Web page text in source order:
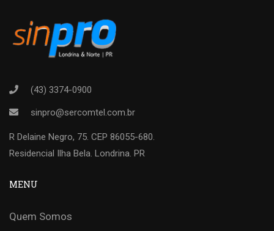
(43) 3374-0900
sinpro@sercomtel.com.br
R Delaine Negro, 75. CEP 86055-680.
Residencial Ilha Bela. Londrina. PR
MENU
Quem Somos